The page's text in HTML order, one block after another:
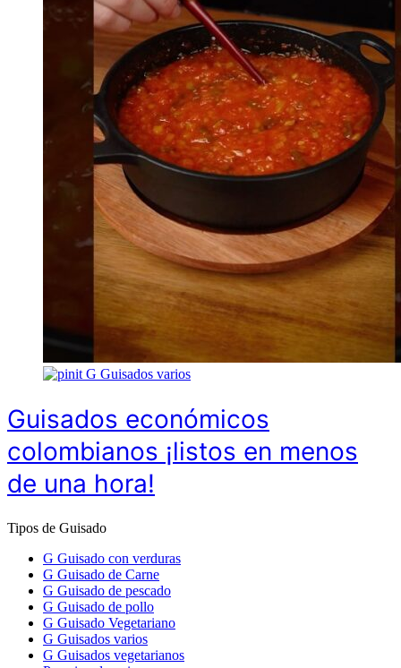
G Guisados varios
Guisados económicos
colombianos ¡listos en menos
de una hora!
Tipos de Guisado
G Guisado con verduras
G Guisado de Carne
G Guisado de pescado
G Guisado de pollo
G Guisado Vegetariano
G Guisados varios
G Guisados vegetarianos